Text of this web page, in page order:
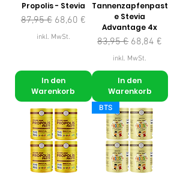
Propolis - Stevia
Standardpreis
87,95 € Sale-Preis
68,60 €
inkl. MwSt.
In den
Warenkorb
Tannenzapfenpast
e Stevia
Advantage 4x
Standardpreis
83,95 € Sale-Preis
68,84 €
inkl. MwSt.
In den
Warenkorb
BTS